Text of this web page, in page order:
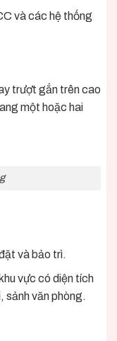
và các hệ thống
trượt gắn trên cao
một hoặc hai
và bảo trì.
vực có diện tích
sảnh văn phòng.